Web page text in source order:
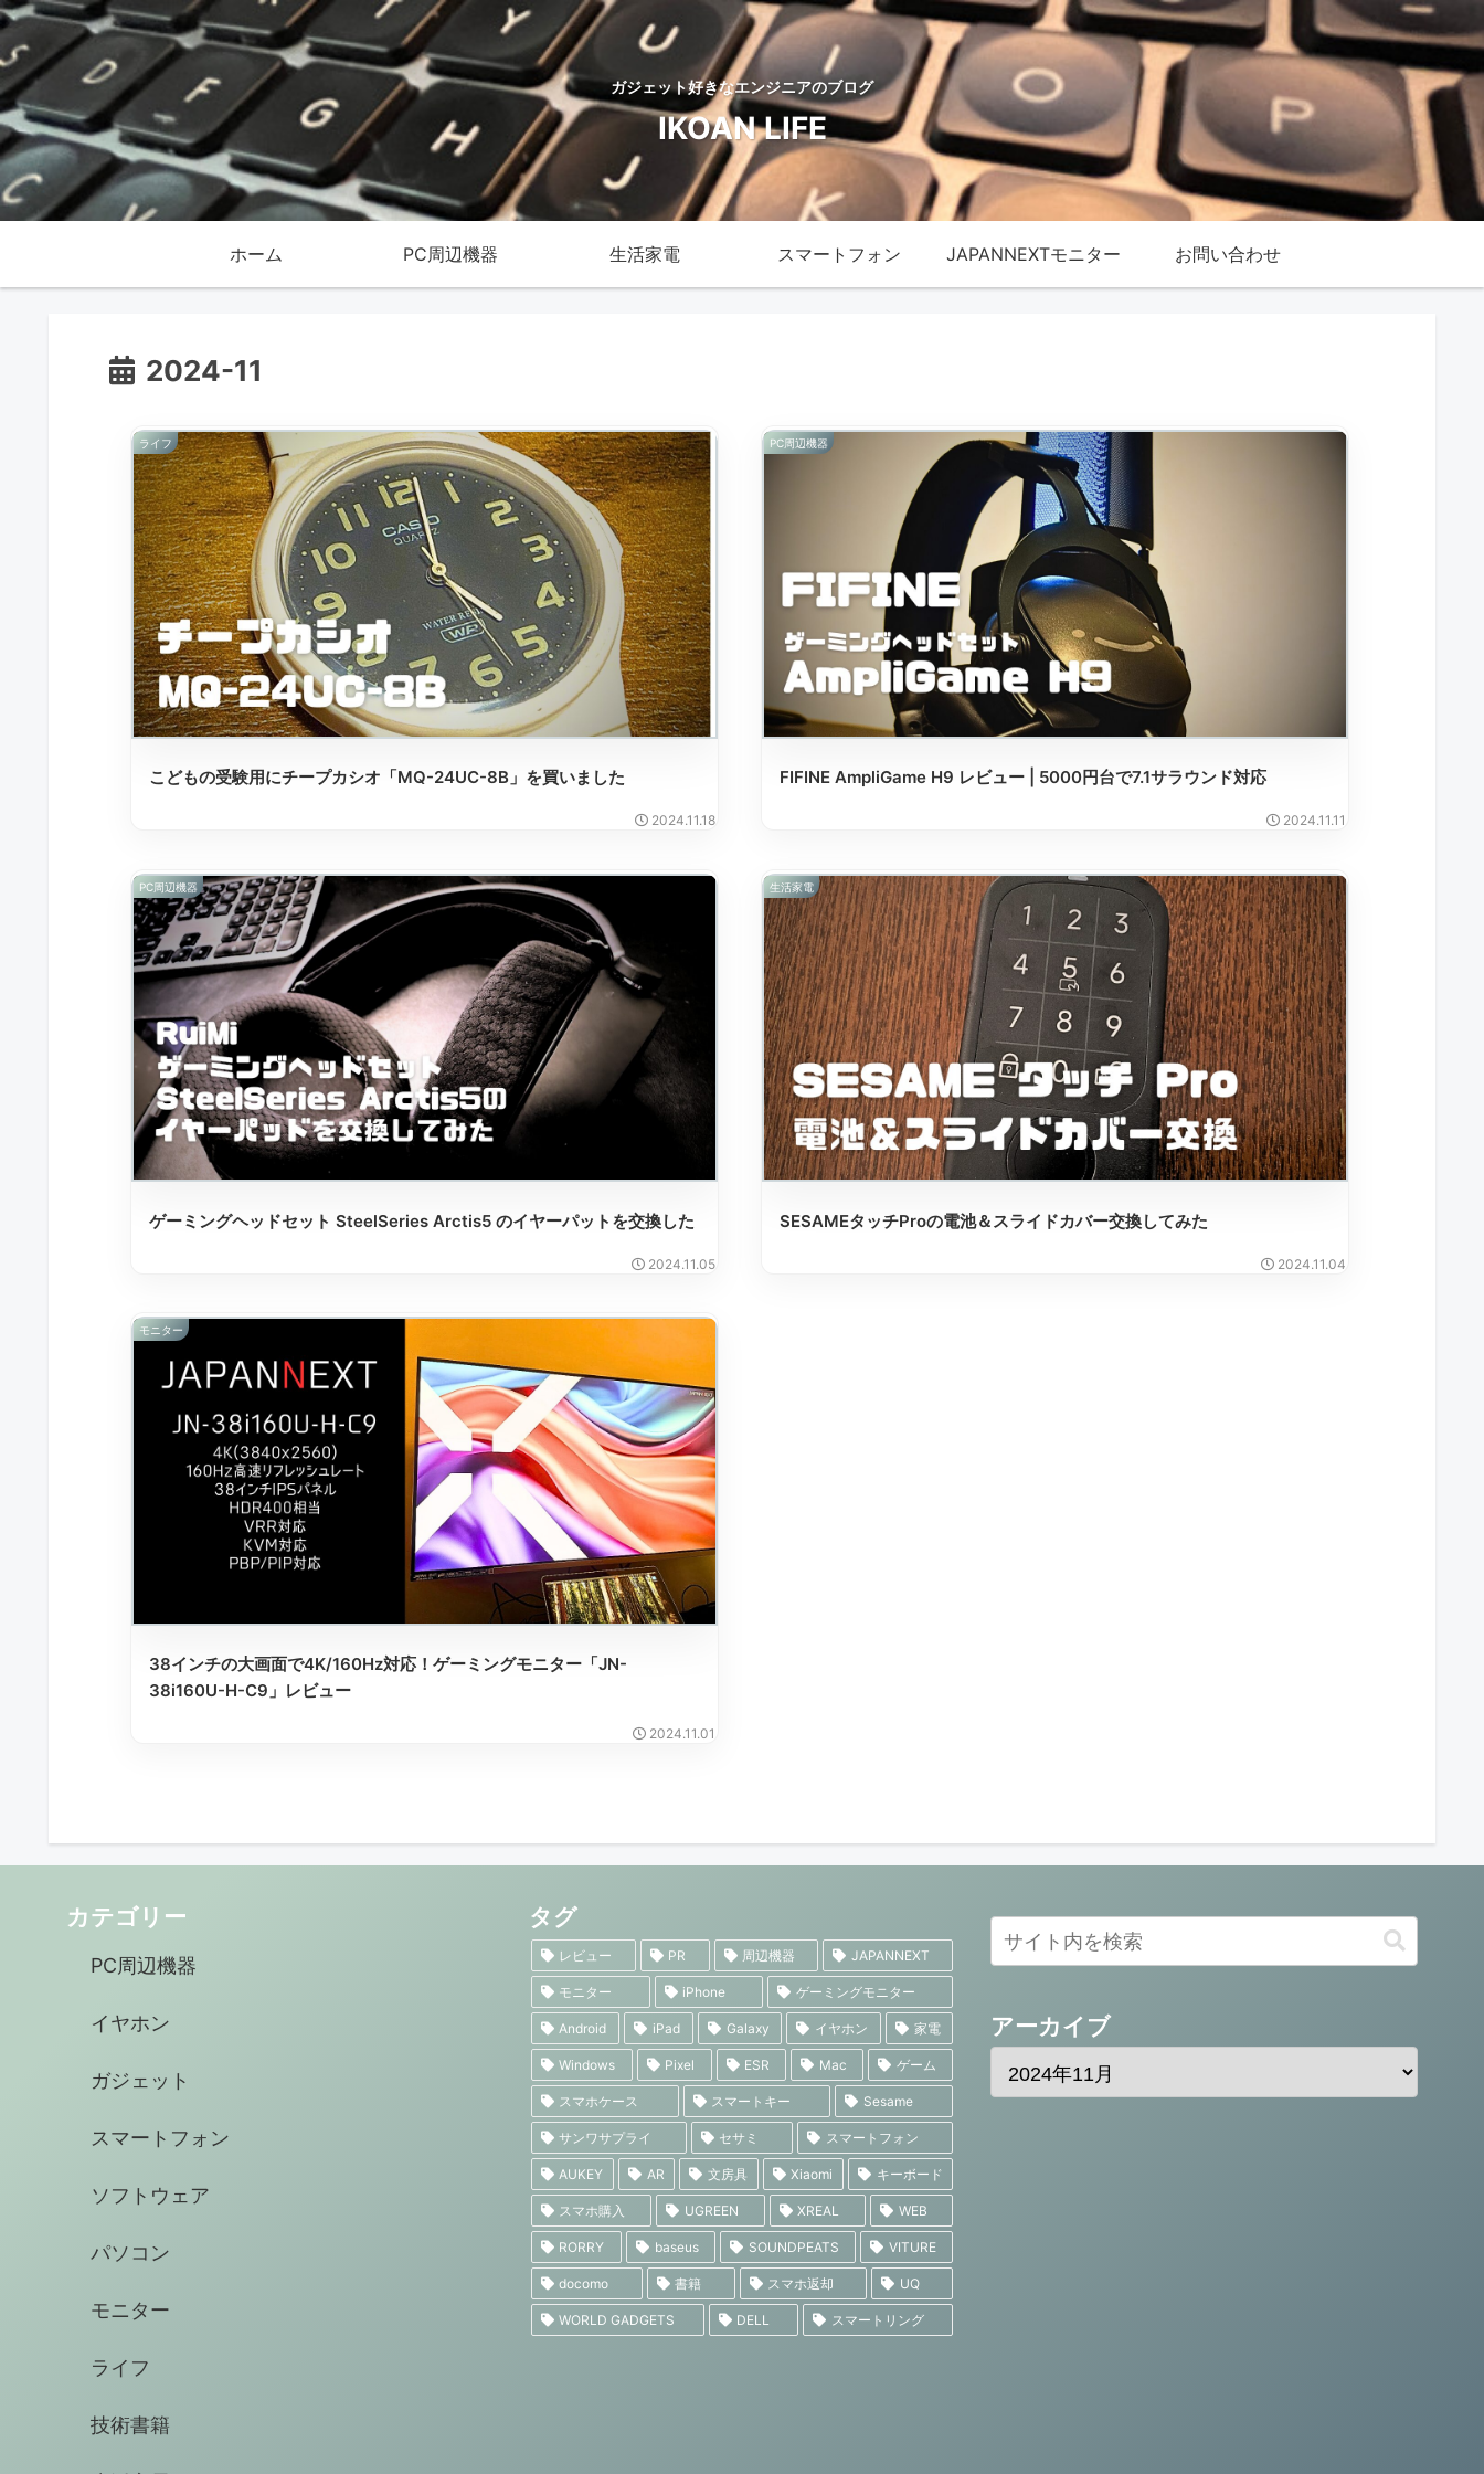
ガジェット好きなエンジニアのブログ
IKOAN LIFE
ホーム PC周辺機器 生活家電 スマートフォン JAPANNEXTモニター お問い合わせ
2024-11
ライフ
こどもの受験用にチープカシオ「MQ-24UC-8B」を買いました
2024.11.18
PC周辺機器
FIFINE AmpliGame H9 レビュー | 5000円台で7.1サラウンド対応
2024.11.11
PC周辺機器
ゲーミングヘッドセット SteelSeries Arctis5 のイヤーパットを交換した
2024.11.05
生活家電
SESAMEタッチProの電池＆スライドカバー交換してみた
2024.11.04
モニター
38インチの大画面で4K/160Hz対応！ゲーミングモニター「JN-
38i160U-H-C9」レビュー
2024.11.01
カテゴリー
PC周辺機器
イヤホン
ガジェット
スマートフォン
ソフトウェア
パソコン
モニター
ライフ
技術書籍
タグ
レビュー PR 周辺機器 JAPANNEXT
モニター iPhone ゲーミングモニター
Android iPad Galaxy イヤホン 家電
Windows Pixel ESR Mac ゲーム
スマホケース スマートキー Sesame
サンワサプライ セサミ スマートフォン
AUKEY AR 文房具 Xiaomi キーボード
スマホ購入 UGREEN XREAL WEB
RORRY baseus SOUNDPEATS VITURE
docomo 書籍 スマホ返却 UQ
WORLD GADGETS DELL スマートリング
アーカイブ